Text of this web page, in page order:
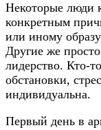
Некоторые люди
конкретным
или иному
Другие же
лидерство. Кто-
обстановки,
индивидуальна.
Первый день в